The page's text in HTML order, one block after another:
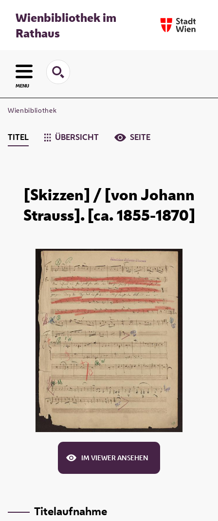
Wienbibliothek im
Rathaus
MENU
Wienbibliothek
TITEL ÜBERSICHT SEITE
[Skizzen] / [von Johann
Strauss]. [ca. 1855-1870]
IM VIEWER ANSEHEN
Titelaufnahme